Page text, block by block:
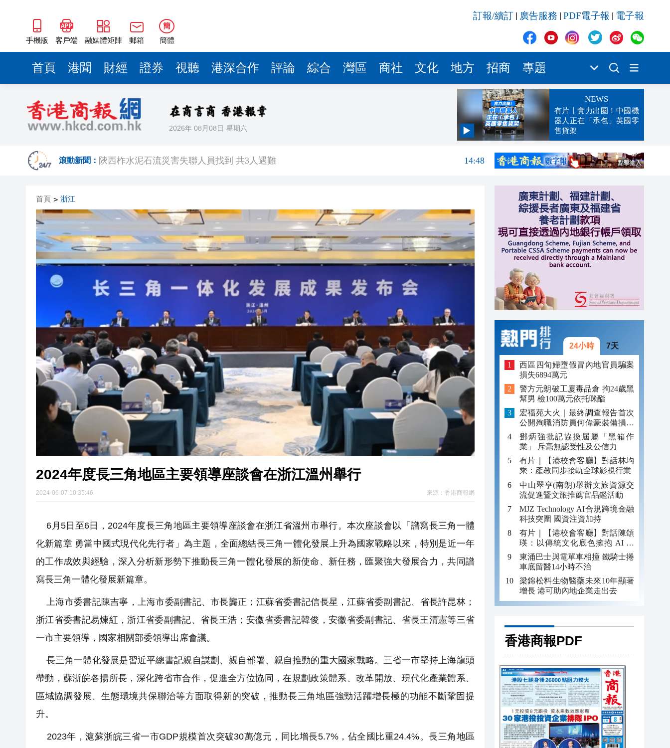
手機版 客戶端 融媒體矩陣 郵箱
簡
簡體
訂報/續訂 廣告服務 PDF電子報 電子報
首頁 港聞 財經 證券 視聽 港深合作 評論 綜合 灣區 商社 文化 地方 招商 專題
2026年 08月08日 星期六
NEWS
有片丨實力出圈！中國機
器人正在「承包」英國零
售貨架
滾動新聞：
14:55
陝西柞水泥石流災害失聯人員找到 共3人遇難
14:48
投資推廣署超額完成績效 上半年引資逾500億
14:17
國家防總對江蘇、安徽啟動防汛防颱風四級應急響應
14:04
受颱風「白海豚」影響 福建沿海40條航線停航
13:46
CHIIKAWA熱潮席捲香港！帶你全城捕捉角色足迹
首頁 > 浙江
2024年度長三角地區主要領導座談會在浙江溫州舉行
2024-06-07 10:35:46 來源： 香港商報網
6月5日至6日，2024年度長三角地區主要領導座談會在浙江省溫州市舉行。本次座談會以「譜寫長三角一體
化新篇章 勇當中國式現代化先行者」為主題，全面總結長三角一體化發展上升為國家戰略以來，特別是近一年
的工作成效與經驗，深入分析新形勢下推動長三角一體化發展的新使命、新任務，匯聚強大發展合力，共同譜
寫長三角一體化發展新篇章。
上海市委書記陳吉寧，上海市委副書記、市長龔正；江蘇省委書記信長星，江蘇省委副書記、省長許昆林；
浙江省委書記易煉紅，浙江省委副書記、省長王浩；安徽省委書記韓俊，安徽省委副書記、省長王清憲等三省
一市主要領導，國家相關部委領導出席會議。
長三角一體化發展是習近平總書記親自謀劃、親自部署、親自推動的重大國家戰略。三省一市堅持上海龍頭
帶動，蘇浙皖各揚所長，深化跨省市合作，促進全方位協同，在規劃政策體系、改革開放、現代化產業體系、
區域協調發展、生態環境共保聯治等方面取得新的突破，推動長三角地區強勁活躍增長極的功能不斷鞏固提
升。
2023年，滬蘇浙皖三省一市GDP規模首次突破30萬億元，同比增長5.7%，佔全國比重24.4%。長三角地區
24小時 7天
西區四旬婦墮假冒內地官員騙案
損失6894萬元
警方元朗破工廈毒品倉 拘24歲黑
幫男 檢100萬元依托咪酯
宏福苑大火｜最終調查報告首次
公開殉職消防員何偉豪裝備損毀
照片
鄧炳強批記協換屆屬「黑箱作
業」 斥毫無認受性及公信力
有片｜【港校會客廳】對話林均
乘：產教同步接軌全球影視行業
中山翠亨(南朗)舉辦文旅資源交
流促進暨文旅推薦官品鑑活動
MJZ Technology AI合規跨境金融
科技突圍 國資注資加持
有片｜【港校會客廳】對話陳頌
瑛：以傳統文化底色擁抱 AI 藝
術新發展
東涌巴士與電單車相撞 鐵騎士捲
車底留醫14小時不治
梁錦松料生物醫藥未來10年顯著
增長 港可助內地企業走出去
香港商報PDF